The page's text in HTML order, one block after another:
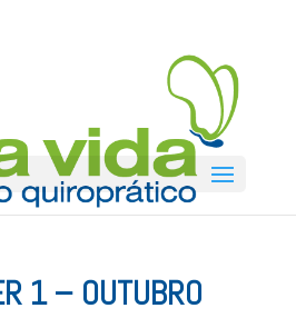
1 – OUTUBRO